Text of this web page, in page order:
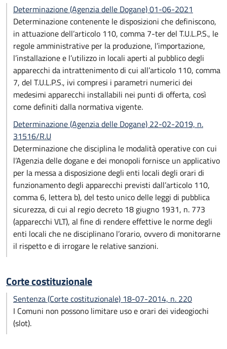
Determinazione (Agenzia delle Dogane) 01-06-2021
Determinazione contenente le disposizioni che definiscono,
in attuazione dell’articolo 110, comma 7-ter del T.U.L.P.S., le
regole amministrative per la produzione, l’importazione,
l’installazione e l’utilizzo in locali aperti al pubblico degli
apparecchi da intrattenimento di cui all’articolo 110, comma
7, del T.U.L.P.S., ivi compresi i parametri numerici dei
medesimi apparecchi installabili nei punti di offerta, così
come definiti dalla normativa vigente.
Determinazione (Agenzia delle Dogane) 22-02-2019, n.
31516/R.U
Determinazione che disciplina le modalità operative con cui
l’Agenzia delle dogane e dei monopoli fornisce un applicativo
per la messa a disposizione degli enti locali degli orari di
funzionamento degli apparecchi previsti dall’articolo 110,
comma 6, lettera b), del testo unico delle leggi di pubblica
sicurezza, di cui al regio decreto 18 giugno 1931, n. 773
(apparecchi VLT), al fine di rendere effettive le norme degli
enti locali che ne disciplinano l’orario, ovvero di monitorarne
il rispetto e di irrogare le relative sanzioni.
Corte costituzionale
Sentenza (Corte costituzionale) 18-07-2014, n. 220
I Comuni non possono limitare uso e orari dei videogiochi
(slot).